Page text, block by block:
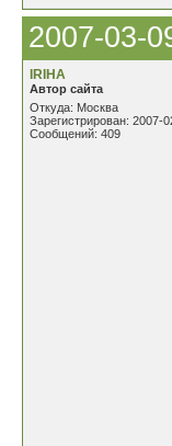
2007-03-
IRIHA
Автор сайта
Откуда: Москва
Зарегистрирован: 2007-
Сообщений: 409